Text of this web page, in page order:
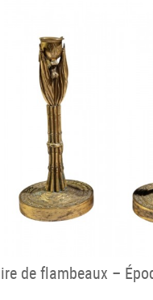
de flambeaux –